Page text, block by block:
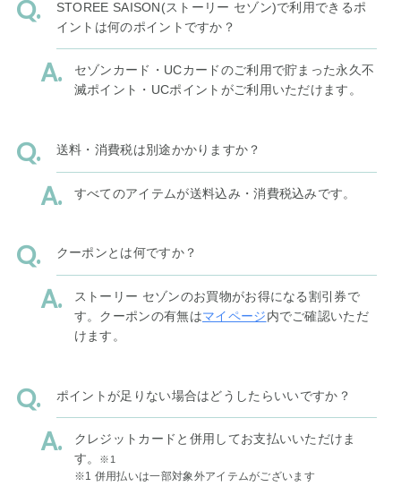
STOREE SAISON(ストーリー セゾン)で利用できるポ
イントは何のポイントですか？
セゾンカード・UCカードのご利用で貯まった永久不
滅ポイント・UCポイントがご利用いただけます。
送料・消費税は別途かかりますか？
すべてのアイテムが送料込み・消費税込みです。
クーポンとは何ですか？
ストーリー セゾンのお買物がお得になる割引券で
す。クーポンの有無はマイページ内でご確認いただ
けます。
ポイントが足りない場合はどうしたらいいですか？
クレジットカードと併用してお支払いいただけま
す。
※1
※1 併用払いは一部対象外アイテムがございます